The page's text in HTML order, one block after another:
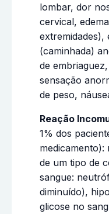
lombar, dor
cervical,
extremidades),
(caminhada)
de embriaguez,
sensação
de peso,
Reação
1% dos
medicamento):
de um tipo de
sangue:
diminuído),
glicose no